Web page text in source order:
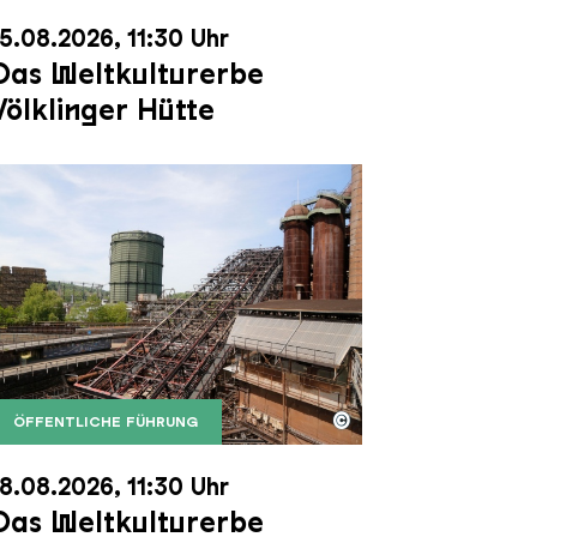
11:30 Uhr
Weltkulturerbe
Hütte
dem Gasometer im Hintergrund
| Karl Heinrich Veith
ÖFFENTLICHE FÜHRUNG
Erzschrägaufzug der Völklinger Hütte mit dem
Weltkulturerbe Völklinger Hütte | Karl
©
11:30 Uhr
Weltkulturerbe